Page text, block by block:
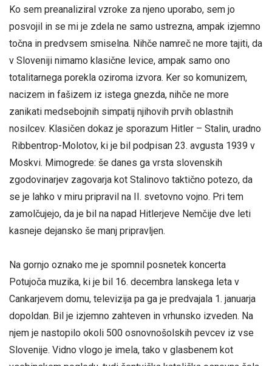
Ko sem preanaliziral vzroke za njeno uporabo, sem jo
posvojil in se mi je zdela ne samo ustrezna, ampak izjemno
točna in predvsem smiselna. Nihče namreč ne more tajiti, da
v Sloveniji nimamo klasične levice, ampak samo ono
totalitarnega porekla oziroma izvora. Ker so komunizem,
nacizem in fašizem iz istega gnezda, nihče ne more
zanikati medsebojnih simpatij njihovih prvih oblastnih
nosilcev. Klasičen dokaz je sporazum Hitler – Stalin, uradno
Ribbentrop-Molotov, ki je bil podpisan 23. avgusta 1939 v
Moskvi. Mimogrede: še danes ga vrsta slovenskih
zgodovinarjev zagovarja kot Stalinovo taktično potezo, da
se je lahko v miru pripravil na II. svetovno vojno. Pri tem
zamolčujejo, da je bil na napad Hitlerjeve Nemčije dve leti
kasneje dejansko še manj pripravljen.
Na gornjo oznako me je spomnil posnetek koncerta
Potujoča muzika, ki je bil 16. decembra lanskega leta v
Cankarjevem domu, televizija pa ga je predvajala 1. januarja
dopoldan. Bil je izjemno zahteven in vrhunsko izveden. Na
njem je nastopilo okoli 500 osnovnošolskih pevcev iz vse
Slovenije. Vidno vlogo je imela, tako v glasbenem kot